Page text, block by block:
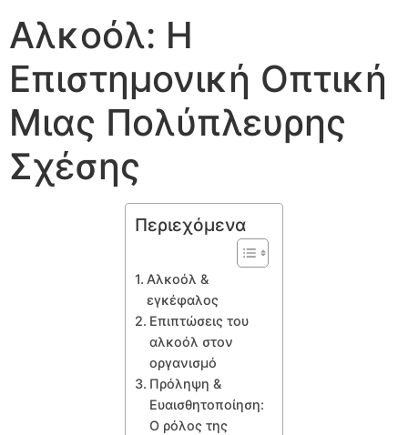
Αλκοόλ: Η
Επιστημονική Οπτική
Μιας Πολύπλευρης
Σχέσης
Περιεχόμενα
Αλκοόλ &
εγκέφαλος
Επιπτώσεις του
αλκοόλ στον
οργανισμό
Πρόληψη &
Ευαισθητοποίηση:
Ο ρόλος της